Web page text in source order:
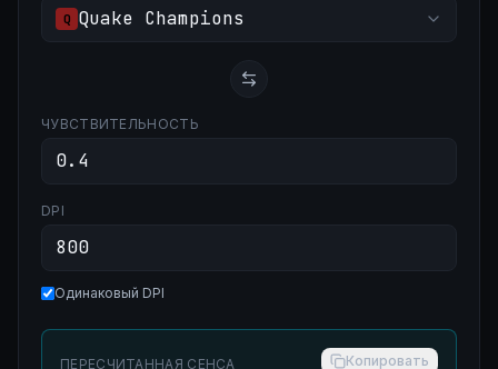
Q Quake Champions
ЧУВСТВИТЕЛЬНОСТЬ
DPI
Одинаковый DPI
ПЕРЕСЧИТАННАЯ СЕНСА Копировать